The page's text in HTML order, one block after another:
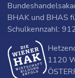
BHAK und BHAS
Schulkennzahl:
1120